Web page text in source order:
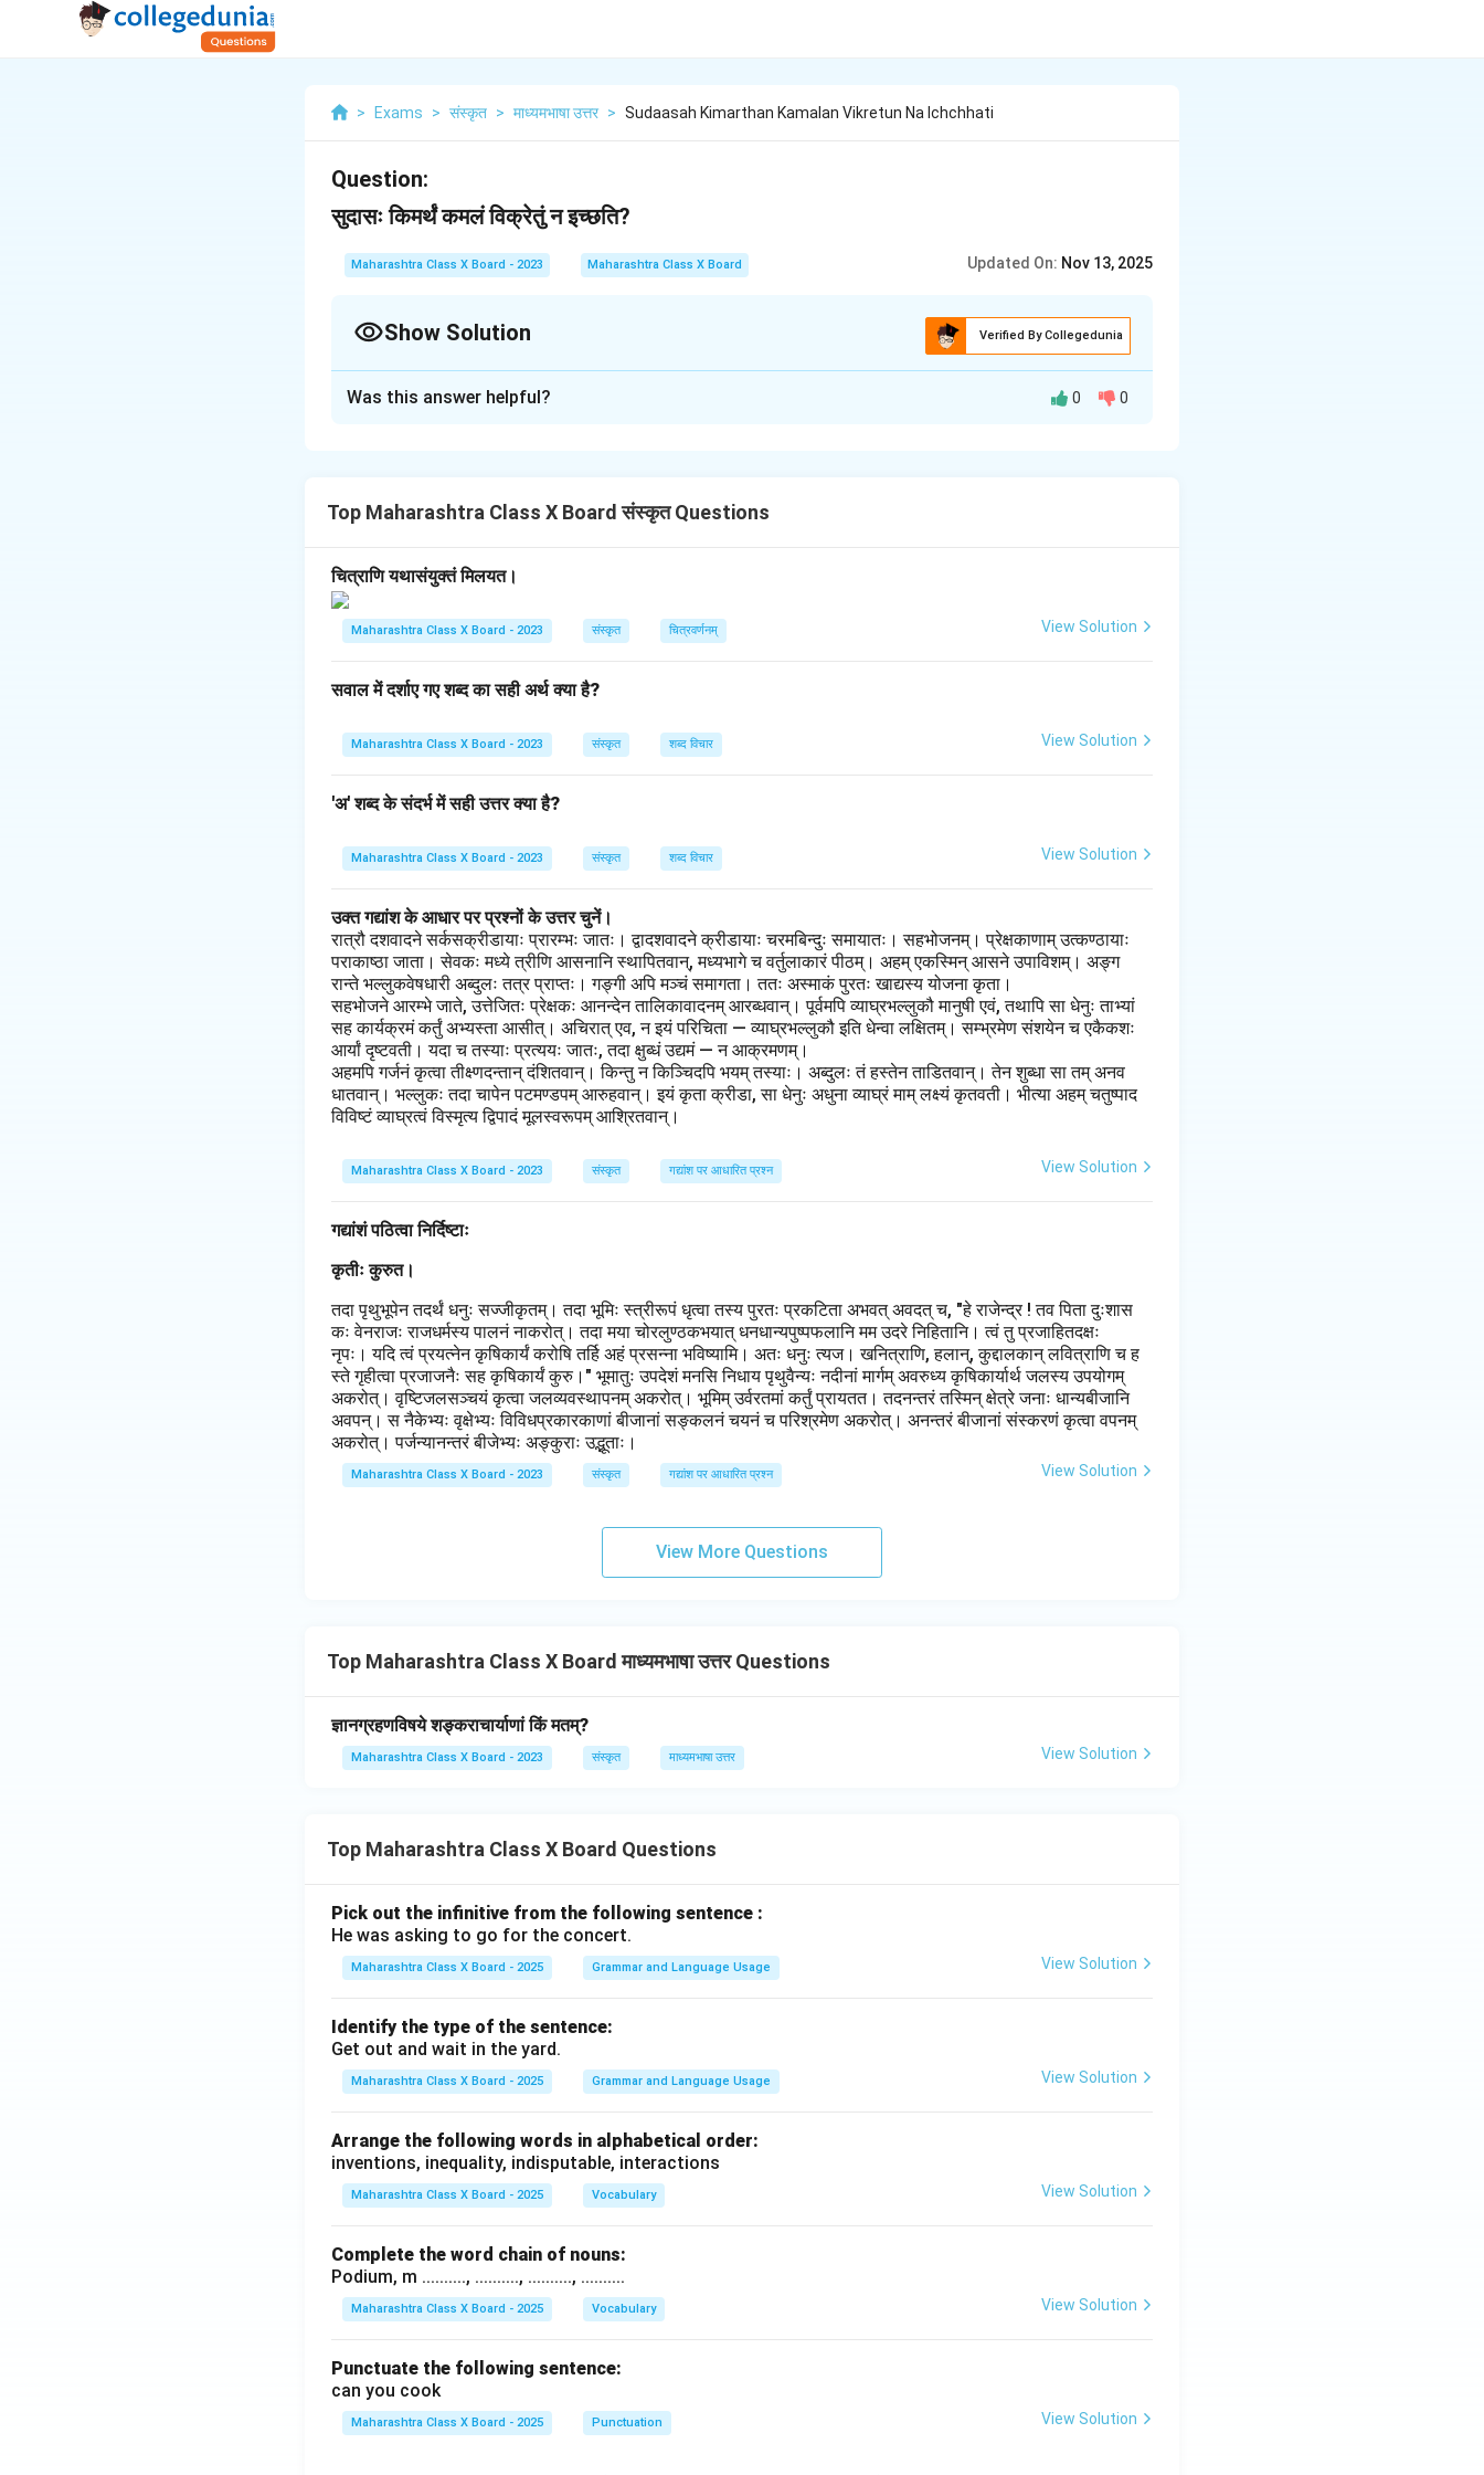
> Exams > संस्कृत > माध्यमभाषा उत्तर > Sudaasah Kimarthan Kamalan Vikretun Na Ichchhati
Question:
सुदासः किमर्थं कमलं विक्रेतुं न इच्छति?
Maharashtra Class X Board - 2023 Maharashtra Class X Board Updated On: Nov 13, 2025
Show Solution Verified By Collegedunia
\vspace{0.5cm}
Was this answer helpful? 0 0
Top Maharashtra Class X Board संस्कृत Questions
चित्राणि यथासंयुक्तं मिलयत।
Maharashtra Class X Board - 2023 संस्कृत चित्रवर्णनम् View Solution
सवाल में दर्शाए गए शब्द का सही अर्थ क्या है?
Maharashtra Class X Board - 2023 संस्कृत शब्द विचार View Solution
'अ' शब्द के संदर्भ में सही उत्तर क्या है?
Maharashtra Class X Board - 2023 संस्कृत शब्द विचार View Solution
उक्त गद्यांश के आधार पर प्रश्नों के उत्तर चुनें।
रात्रौ दशवादने सर्कसक्रीडायाः प्रारम्भः जातः। द्वादशवादने क्रीडायाः चरमबिन्दुः समायातः। सहभोजनम्। प्रेक्षकाणाम् उत्कण्ठायाः
पराकाष्ठा जाता। सेवकः मध्ये त्रीणि आसनानि स्थापितवान्, मध्यभागे च वर्तुलाकारं पीठम्। अहम् एकस्मिन् आसने उपाविशम्। अङ्ग
रान्ते भल्लुकवेषधारी अब्दुलः तत्र प्राप्तः। गङ्गी अपि मञ्चं समागता। ततः अस्माकं पुरतः खाद्यस्य योजना कृता।
सहभोजने आरम्भे जाते, उत्तेजितः प्रेक्षकः आनन्देन तालिकावादनम् आरब्धवान्। पूर्वमपि व्याघ्रभल्लुकौ मानुषी एवं, तथापि सा धेनुः ताभ्यां
सह कार्यक्रमं कर्तुं अभ्यस्ता आसीत्। अचिरात् एव, न इयं परिचिता — व्याघ्रभल्लुकौ इति धेन्वा लक्षितम्। सम्भ्रमेण संशयेन च एकैकशः
आर्यां दृष्टवती। यदा च तस्याः प्रत्ययः जातः, तदा क्षुब्धं उद्यमं — न आक्रमणम्।
अहमपि गर्जनं कृत्वा तीक्ष्णदन्तान् दंशितवान्। किन्तु न किञ्चिदपि भयम् तस्याः। अब्दुलः तं हस्तेन ताडितवान्। तेन शुब्धा सा तम् अनव
धातवान्। भल्लुकः तदा चापेन पटमण्डपम् आरुहवान्। इयं कृता क्रीडा, सा धेनुः अधुना व्याघ्रं माम् लक्ष्यं कृतवती। भीत्या अहम् चतुष्पाद
विविष्टं व्याघ्रत्वं विस्मृत्य द्विपादं मूलस्वरूपम् आश्रितवान्।
Maharashtra Class X Board - 2023 संस्कृत गद्यांश पर आधारित प्रश्न View Solution
गद्यांशं पठित्वा निर्दिष्टाः
कृतीः कुरुत।
तदा पृथुभूपेन तदर्थं धनुः सज्जीकृतम्। तदा भूमिः स्त्रीरूपं धृत्वा तस्य पुरतः प्रकटिता अभवत् अवदत् च, "हे राजेन्द्र ! तव पिता दुःशास
कः वेनराजः राजधर्मस्य पालनं नाकरोत्। तदा मया चोरलुण्ठकभयात् धनधान्यपुष्पफलानि मम उदरे निहितानि। त्वं तु प्रजाहितदक्षः
नृपः। यदि त्वं प्रयत्नेन कृषिकार्यं करोषि तर्हि अहं प्रसन्ना भविष्यामि। अतः धनुः त्यज। खनित्राणि, हलान्, कुद्दालकान् लवित्राणि च ह
स्ते गृहीत्वा प्रजाजनैः सह कृषिकार्यं कुरु।" भूमातुः उपदेशं मनसि निधाय पृथुवैन्यः नदीनां मार्गम् अवरुध्य कृषिकार्यार्थ जलस्य उपयोगम्
अकरोत्। वृष्टिजलसञ्चयं कृत्वा जलव्यवस्थापनम् अकरोत्। भूमिम् उर्वरतमां कर्तुं प्रायतत। तदनन्तरं तस्मिन् क्षेत्रे जनाः धान्यबीजानि
अवपन्। स नैकेभ्यः वृक्षेभ्यः विविधप्रकारकाणां बीजानां सङ्कलनं चयनं च परिश्रमेण अकरोत्। अनन्तरं बीजानां संस्करणं कृत्वा वपनम्
अकरोत्। पर्जन्यानन्तरं बीजेभ्यः अङ्कुराः उद्भूताः।
Maharashtra Class X Board - 2023 संस्कृत गद्यांश पर आधारित प्रश्न View Solution
View More Questions
Top Maharashtra Class X Board माध्यमभाषा उत्तर Questions
ज्ञानग्रहणविषये शङ्कराचार्याणां किं मतम्?
Maharashtra Class X Board - 2023 संस्कृत माध्यमभाषा उत्तर View Solution
Top Maharashtra Class X Board Questions
Pick out the infinitive from the following sentence :
He was asking to go for the concert.
Maharashtra Class X Board - 2025 Grammar and Language Usage View Solution
Identify the type of the sentence:
Get out and wait in the yard.
Maharashtra Class X Board - 2025 Grammar and Language Usage View Solution
Arrange the following words in alphabetical order:
inventions, inequality, indisputable, interactions
Maharashtra Class X Board - 2025 Vocabulary View Solution
Complete the word chain of nouns:
Podium, m .........., .........., .........., ..........
Maharashtra Class X Board - 2025 Vocabulary View Solution
Punctuate the following sentence:
can you cook
Maharashtra Class X Board - 2025 Punctuation View Solution